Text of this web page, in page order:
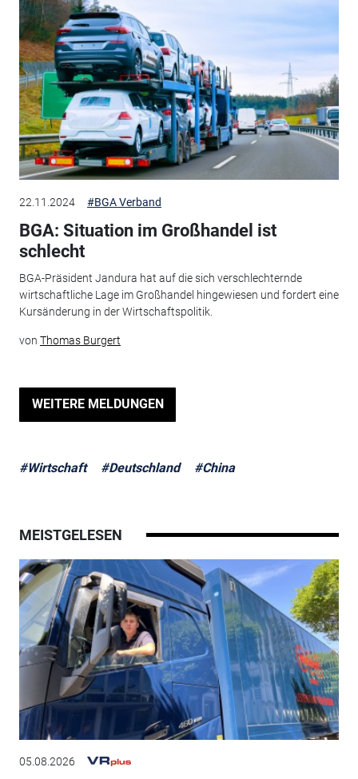
22.11.2024 #BGA Verband
BGA: Situation im Großhandel ist
schlecht
BGA-Präsident Jandura hat auf die sich verschlechternde
wirtschaftliche Lage im Großhandel hingewiesen und fordert eine
Kursänderung in der Wirtschaftspolitik.
von Thomas Burgert
WEITERE MELDUNGEN
#Wirtschaft #Deutschland #China
MEISTGELESEN
05.08.2026